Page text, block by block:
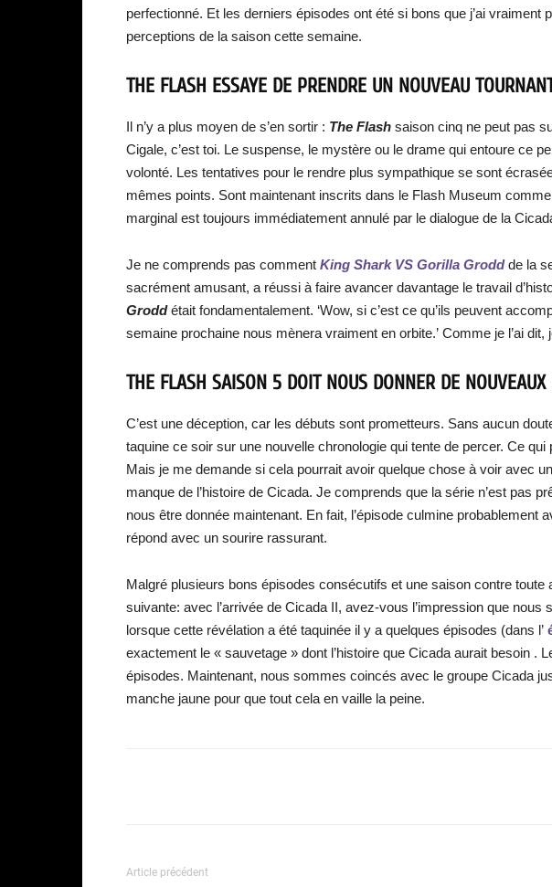
perfectionné. Et les derniers épisodes ont été si bons que j’ai vraiment
perceptions de la saison cette semaine.
THE FLASH ESSAYE DE PRENDRE UN NOUVEAU
Il n’y a plus moyen de s’en sortir : The Flash saison cinq ne peut pas
Cigale, c’est toi. Le suspense, le mystère ou le drame qui entoure ce
volonté. Les tentatives pour le rendre plus sympathique se sont
mêmes points. Sont maintenant inscrits dans le Flash Museum
marginal est toujours immédiatement annulé par le dialogue de la
Je ne comprends pas comment King Shark VS Gorilla Grodd de la
sacrément amusant, a réussi à faire avancer davantage le travail
Groddétait fondamentalement. ‘Wow, si c’est ce qu’ils peuvent
semaine prochaine nous mènera vraiment en orbite.’ Comme je l’ai dit,
THE FLASH SAISON 5 DOIT NOUS DONNER DE
C’est une déception, car les débuts sont prometteurs. Sans aucun
taquine ce soir sur une nouvelle chronologie qui tente de percer. Ce
Mais je me demande si cela pourrait avoir quelque chose à voir avec
manque de l’histoire de Cicada. Je comprends que la série n’est pas
nous être donnée maintenant. En fait, l’épisode culmine probablement
répond avec un sourire rassurant.
Malgré plusieurs bons épisodes consécutifs et une saison contre
suivante: avec l’arrivée de Cicada II, avez-vous l’impression que
lorsque cette révélation a été taquinée il y a quelques épisodes (dans l’
exactement le « sauvetage » dont l’histoire que Cicada aurait besoin .
épisodes. Maintenant, nous sommes coincés avec le groupe Cicada
manche jaune pour que tout cela en vaille la peine.
Article précédent